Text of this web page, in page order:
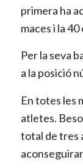
primera ha
maces i la
Per la seva
a la posició
En totes les
atletes.
total de tres